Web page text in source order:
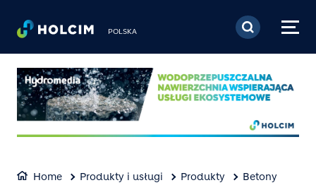
Przejdź do treści
POLSKA
Home Produkty i usługi Produkty
Betony